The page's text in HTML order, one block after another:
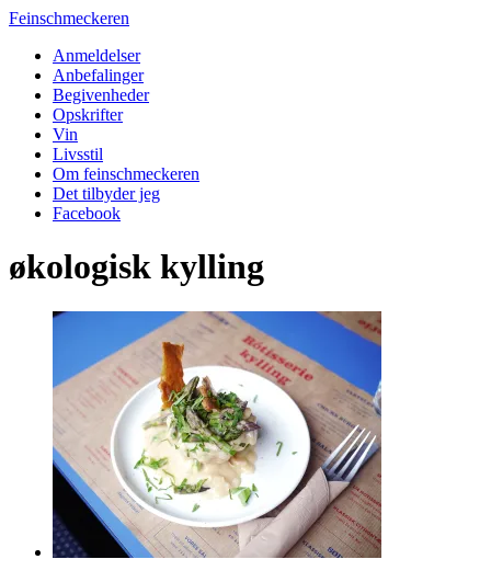
Feinschmeckeren
Anmeldelser
Anbefalinger
Begivenheder
Opskrifter
Vin
Livsstil
Om feinschmeckeren
Det tilbyder jeg
Facebook
økologisk kylling